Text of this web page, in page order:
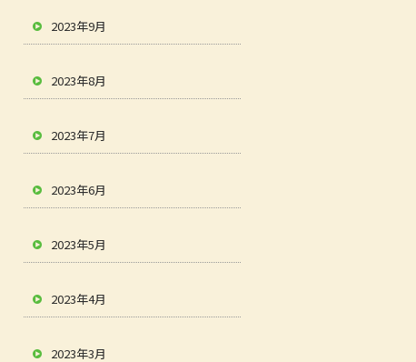
2023年9月
2023年8月
2023年7月
2023年6月
2023年5月
2023年4月
2023年3月